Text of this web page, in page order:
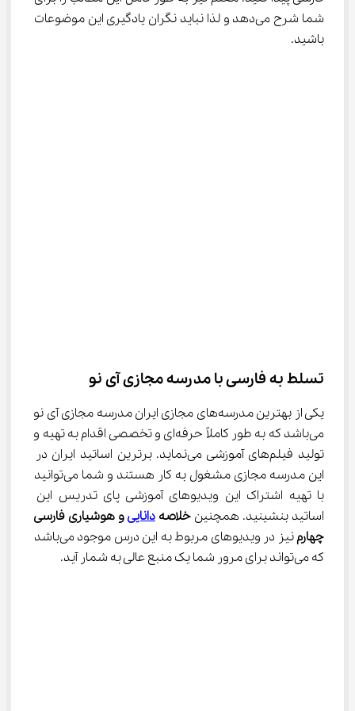
شما شرح می‌دهد و لذا نباید نگران یادگیری این موضوعات
باشید.
تسلط به فارسی با مدرسه مجازی آی نو
یکی از بهترین مدرسه‌های مجازی ایران مدرسه مجازی آی نو
می‌باشد که به طور کاملاً حرفه‌ای و تخصصی اقدام به تهیه و
تولید فیلم‌های آموزشی می‌نماید. برترین اساتید ایران در
این مدرسه مجازی مشغول به کار هستند و شما می‌توانید
با تهیه اشتراک این ویدیوهای آموزشی پای تدریس این
اساتید بنشینید. همچنین خلاصه دانایی و هوشیاری فارسی
چهارم
نیز در ویدیوهای مربوط به این درس موجود می‌باشد
که می‌تواند برای مرور شما یک منبع عالی به شمار آید.